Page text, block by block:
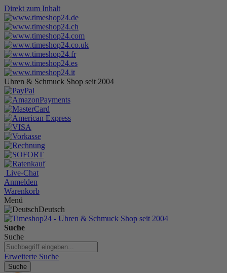
Direkt zum Inhalt
Uhren & Schmuck Shop seit 2004
Live-Chat
Anmelden
Warenkorb
Menü
Deutsch
Suche
Suche
Erweiterte Suche
Suche